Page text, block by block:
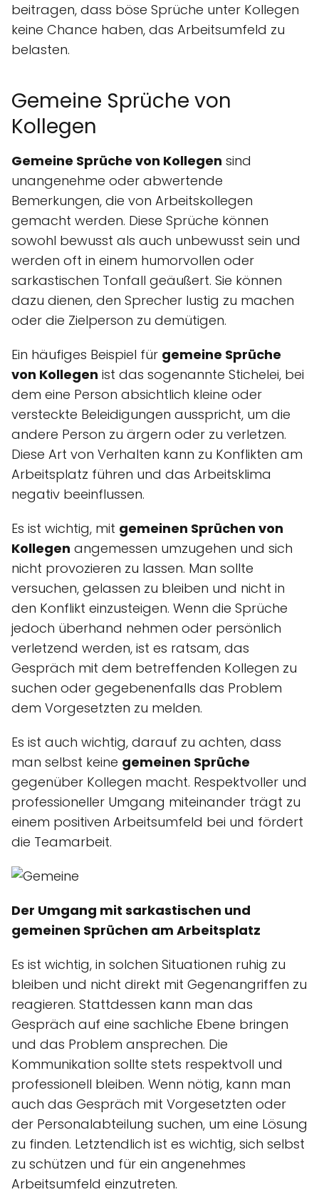
beitragen, dass böse Sprüche unter Kollegen
keine Chance haben, das Arbeitsumfeld zu
belasten.
Gemeine Sprüche von
Kollegen
Gemeine Sprüche von Kollegen sind
unangenehme oder abwertende
Bemerkungen, die von Arbeitskollegen
gemacht werden. Diese Sprüche können
sowohl bewusst als auch unbewusst sein und
werden oft in einem humorvollen oder
sarkastischen Tonfall geäußert. Sie können
dazu dienen, den Sprecher lustig zu machen
oder die Zielperson zu demütigen.
Ein häufiges Beispiel für gemeine Sprüche
von Kollegen ist das sogenannte Stichelei, bei
dem eine Person absichtlich kleine oder
versteckte Beleidigungen ausspricht, um die
andere Person zu ärgern oder zu verletzen.
Diese Art von Verhalten kann zu Konflikten am
Arbeitsplatz führen und das Arbeitsklima
negativ beeinflussen.
Es ist wichtig, mit gemeinen Sprüchen von
Kollegen angemessen umzugehen und sich
nicht provozieren zu lassen. Man sollte
versuchen, gelassen zu bleiben und nicht in
den Konflikt einzusteigen. Wenn die Sprüche
jedoch überhand nehmen oder persönlich
verletzend werden, ist es ratsam, das
Gespräch mit dem betreffenden Kollegen zu
suchen oder gegebenenfalls das Problem
dem Vorgesetzten zu melden.
Es ist auch wichtig, darauf zu achten, dass
man selbst keine gemeinen Sprüche
gegenüber Kollegen macht. Respektvoller und
professioneller Umgang miteinander trägt zu
einem positiven Arbeitsumfeld bei und fördert
die Teamarbeit.
Der Umgang mit sarkastischen und
gemeinen Sprüchen am Arbeitsplatz
Es ist wichtig, in solchen Situationen ruhig zu
bleiben und nicht direkt mit Gegenangriffen zu
reagieren. Stattdessen kann man das
Gespräch auf eine sachliche Ebene bringen
und das Problem ansprechen. Die
Kommunikation sollte stets respektvoll und
professionell bleiben. Wenn nötig, kann man
auch das Gespräch mit Vorgesetzten oder
der Personalabteilung suchen, um eine Lösung
zu finden. Letztendlich ist es wichtig, sich selbst
zu schützen und für ein angenehmes
Arbeitsumfeld einzutreten.